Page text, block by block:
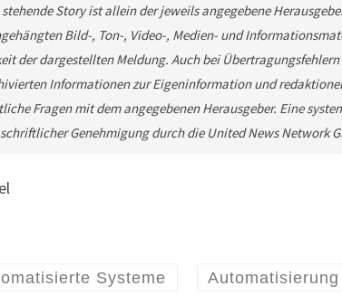
Story ist allein der jeweils angegebene
Bild-, Ton-, Video-, Medien- und
der dargestellten Meldung. Auch bei
Informationen zur Eigeninformation und
Fragen mit dem angegebenen Herausgeber. Eine
Genehmigung durch die United News Network
Systeme Automatisierung